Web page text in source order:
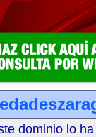
dominio lo